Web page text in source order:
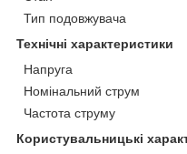
Тип подовжувача
Технічні характеристики
Напруга
Номінальний струм
Частота струму
Користувальницькі